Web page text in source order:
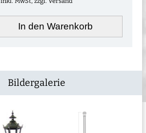
In den Warenkorb
Bildergalerie